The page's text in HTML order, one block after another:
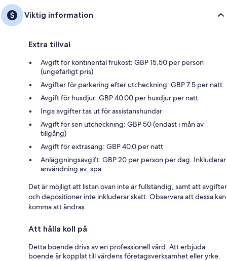
Viktig information
Extra tillval
Avgift för kontinental frukost: GBP 15.50 per person
(ungefärligt pris)
Avgifter för parkering efter utcheckning: GBP 7.5 per natt
Avgift för husdjur: GBP 40.00 per husdjur per natt
Inga avgifter tas ut för assistanshundar
Avgift för sen utcheckning: GBP 50 (endast i mån av
tillgång)
Avgift för extrasäng: GBP 40.0 per natt
Anläggningsavgift: GBP 20 per person per dag. Inkluderar
användning av: spa
Det är möjligt att listan ovan inte är fullständig, samt att avgifter
och depositioner inte inkluderar skatt. Observera att dessa kan
komma att ändras.
Att hålla koll på
Detta boende drivs av en professionell värd. Att erbjuda
boende är kopplat till värdens företagsverksamhet eller yrke.